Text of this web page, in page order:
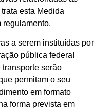
esta Medida
regulamento.
a serem instituídas por
pública federal
serão
permitam o seu
em formato
forma prevista em